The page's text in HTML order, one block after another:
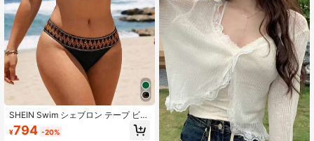
SHEIN Swim シェブロン テープ ビキ
ニセット ホルター 三角形 ブラジャ
ー & ハイウェスト ボトム 2ピース バ
¥794 -20%